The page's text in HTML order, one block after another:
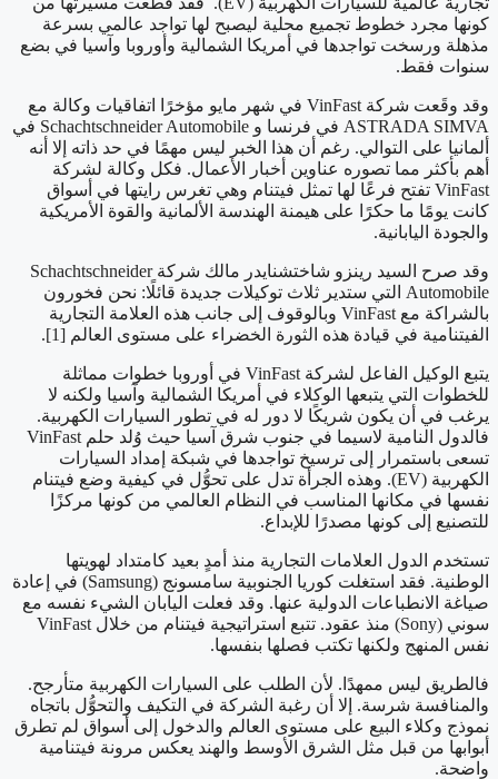
كونها مجرد خطوط تجميع محلية ليصبح لها تواجد عالمي بسرعة
مذهلة ورسخت تواجدها في أمريكا الشمالية وأوروبا وآسيا في بضع
سنوات فقط.
وقد وقَعت شركة VinFast في شهر مايو مؤخرًا اتفاقيات وكالة مع
ASTRADA SIMVA في فرنسا و Schachtschneider Automobile في
ألمانيا على التوالي. رغم أن هذا الخبر ليس مهمًا في حد ذاته إلا أنه
أهم بأكثر مما تصوره عناوين أخبار الأعمال. فكل وكالة لشركة
VinFast تفتح فرعًا لها تمثل فيتنام وهي تغرس رايتها في أسواق
كانت يومًا ما حكرًا على هيمنة الهندسة الألمانية والقوة الأمريكية
والجودة اليابانية.
وقد صرح السيد رينزو شاختشنايدر مالك شركة Schachtschneider
Automobile التي ستدير ثلاث توكيلات جديدة قائلًا: نحن فخورون
بالشراكة مع VinFast وبالوقوف إلى جانب هذه العلامة التجارية
الفيتنامية في قيادة هذه الثورة الخضراء على مستوى العالم [1].
يتبع الوكيل الفاعل لشركة VinFast في أوروبا خطوات مماثلة
للخطوات التي يتبعها الوكلاء في أمريكا الشمالية وآسيا ولكنه لا
يرغب في أن يكون شريكًا لا دور له في تطور السيارات الكهربية.
فالدول النامية لاسيما في جنوب شرق آسيا حيث وُلد حلم VinFast
تسعى باستمرار إلى ترسيخ تواجدها في شبكة إمداد السيارات
الكهربية (EV). وهذه الجرأة تدل على تحوُّل في كيفية وضع فيتنام
نفسها في مكانها المناسب في النظام العالمي من كونها مركزًا
للتصنيع إلى كونها مصدرًا للإبداع.
تستخدم الدول العلامات التجارية منذ أمدٍ بعيد كامتداد لهويتها
الوطنية. فقد استغلت كوريا الجنوبية سامسونج (Samsung) في إعادة
صياغة الانطباعات الدولية عنها. وقد فعلت اليابان الشيء نفسه مع
سوني (Sony) منذ عقود. تتبع استراتيجية فيتنام من خلال VinFast
نفس المنهج ولكنها تكتب فصلها بنفسها.
فالطريق ليس ممهدًا. لأن الطلب على السيارات الكهربية متأرجح.
والمنافسة شرسة. إلا أن رغبة الشركة في التكيف والتحوُّل باتجاه
نموذج وكلاء البيع على مستوى العالم والدخول إلى أسواق لم تطرق
أبوابها من قبل مثل الشرق الأوسط والهند يعكس مرونة فيتنامية
واضحة.